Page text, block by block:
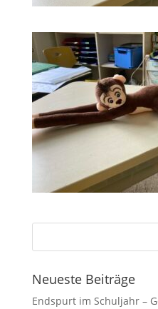
Neueste Beiträge
Endspurt im Schuljahr –